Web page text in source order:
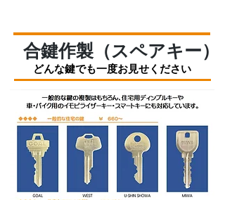
合鍵作製（スペアキー）
どんな鍵でも一度お見せください